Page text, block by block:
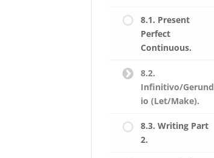
8.1. Present
Perfect
Continuous.
8.2.
Infinitivo/Gerund
io (Let/Make).
8.3. Writing Part
2.